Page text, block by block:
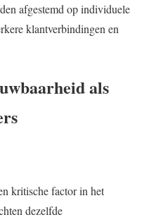
afgestemd op individuele
klantverbindingen en
als
kritische factor in het
dezelfde